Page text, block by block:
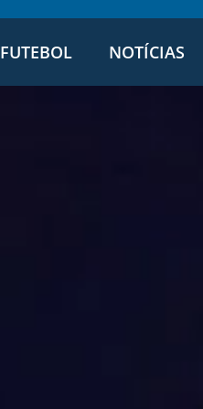
FUTEBOL NOTÍCIAS